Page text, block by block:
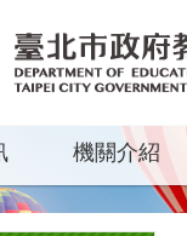
機關介紹